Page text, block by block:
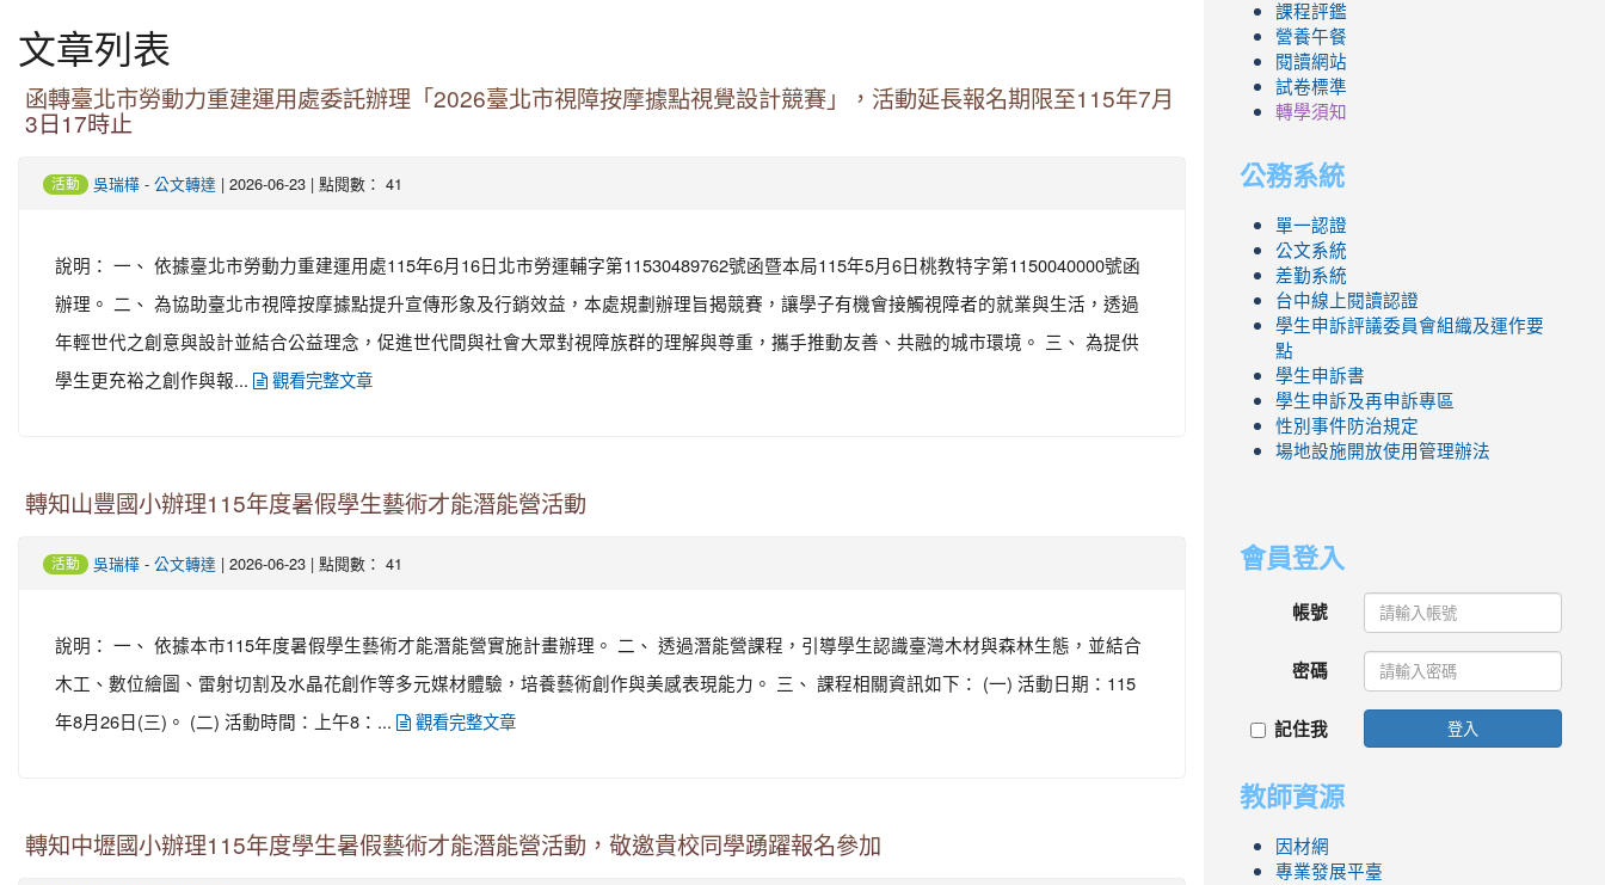
文章列表
函轉臺北市勞動力重建運用處委託辦理「2026臺北市視障按摩據點視覺設計競賽」，活動延長報名期限至115年7月
3日17時止
活動 吳瑞樺 - 公文轉達 | 2026-06-23 | 點閱數： 41
說明： 一、 依據臺北市勞動力重建運用處115年6月16日北市勞運輔字第11530489762號函暨本局115年5月6日桃教特字第1150040000號函
辦理。 二、 為協助臺北市視障按摩據點提升宣傳形象及行銷效益，本處規劃辦理旨揭競賽，讓學子有機會接觸視障者的就業與生活，透過
年輕世代之創意與設計並結合公益理念，促進世代間與社會大眾對視障族群的理解與尊重，攜手推動友善、共融的城市環境。 三、 為提供
學生更充裕之創作與報...
觀看完整文章
轉知山豐國小辦理115年度暑假學生藝術才能潛能營活動
活動 吳瑞樺 - 公文轉達 | 2026-06-23 | 點閱數： 41
說明： 一、 依據本市115年度暑假學生藝術才能潛能營實施計畫辦理。 二、 透過潛能營課程，引導學生認識臺灣木材與森林生態，並結合
木工、數位繪圖、雷射切割及水晶花創作等多元媒材體驗，培養藝術創作與美感表現能力。 三、 課程相關資訊如下： (一) 活動日期：115
年8月26日(三)。 (二) 活動時間：上午8：...
觀看完整文章
轉知中壢國小辦理115年度學生暑假藝術才能潛能營活動，敬邀貴校同學踴躍報名參加
課程評鑑
營養午餐
閱讀網站
試卷標準
轉學須知
公務系統
單一認證
公文系統
差勤系統
台中線上閱讀認證
學生申訴評議委員會組織及運作要
點
學生申訴書
學生申訴及再申訴專區
性別事件防治規定
場地設施開放使用管理辦法
會員登入
帳號
密碼
記住我 登入
教師資源
因材網
專業發展平臺